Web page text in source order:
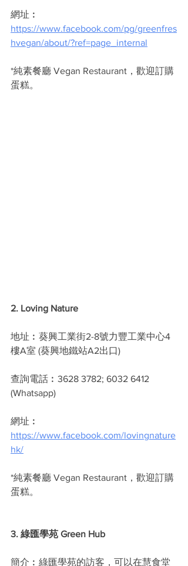
網址︰
https://www.facebook.com/pg/greenfres
hvegan/about/?ref=page_internal
*純素餐廳 Vegan Restaurant，歡迎訂購
蛋糕。
2. Loving Nature
地址︰葵興工業街2-8號力豐工業中心4
樓A室 (葵興地鐵站A2出口)
查詢電話︰3628 3782; 6032 6412
(Whatsapp)
網址︰
https://www.facebook.com/lovingnature
hk/
*純素餐廳 Vegan Restaurant，歡迎訂購
蛋糕。
3. 綠匯學苑 Green Hub
簡介︰綠匯學苑的訪客，可以在慧食堂